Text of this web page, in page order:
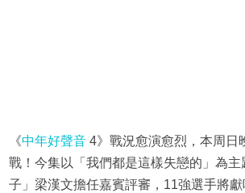
《中年好聲音4》戰況愈演愈烈，本周日
戰！今集以「我們都是這樣失戀的」為主
子」梁漢文擔任嘉賓評審，11強選手將獻